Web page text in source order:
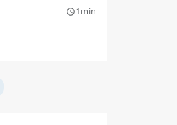
query_builder1min